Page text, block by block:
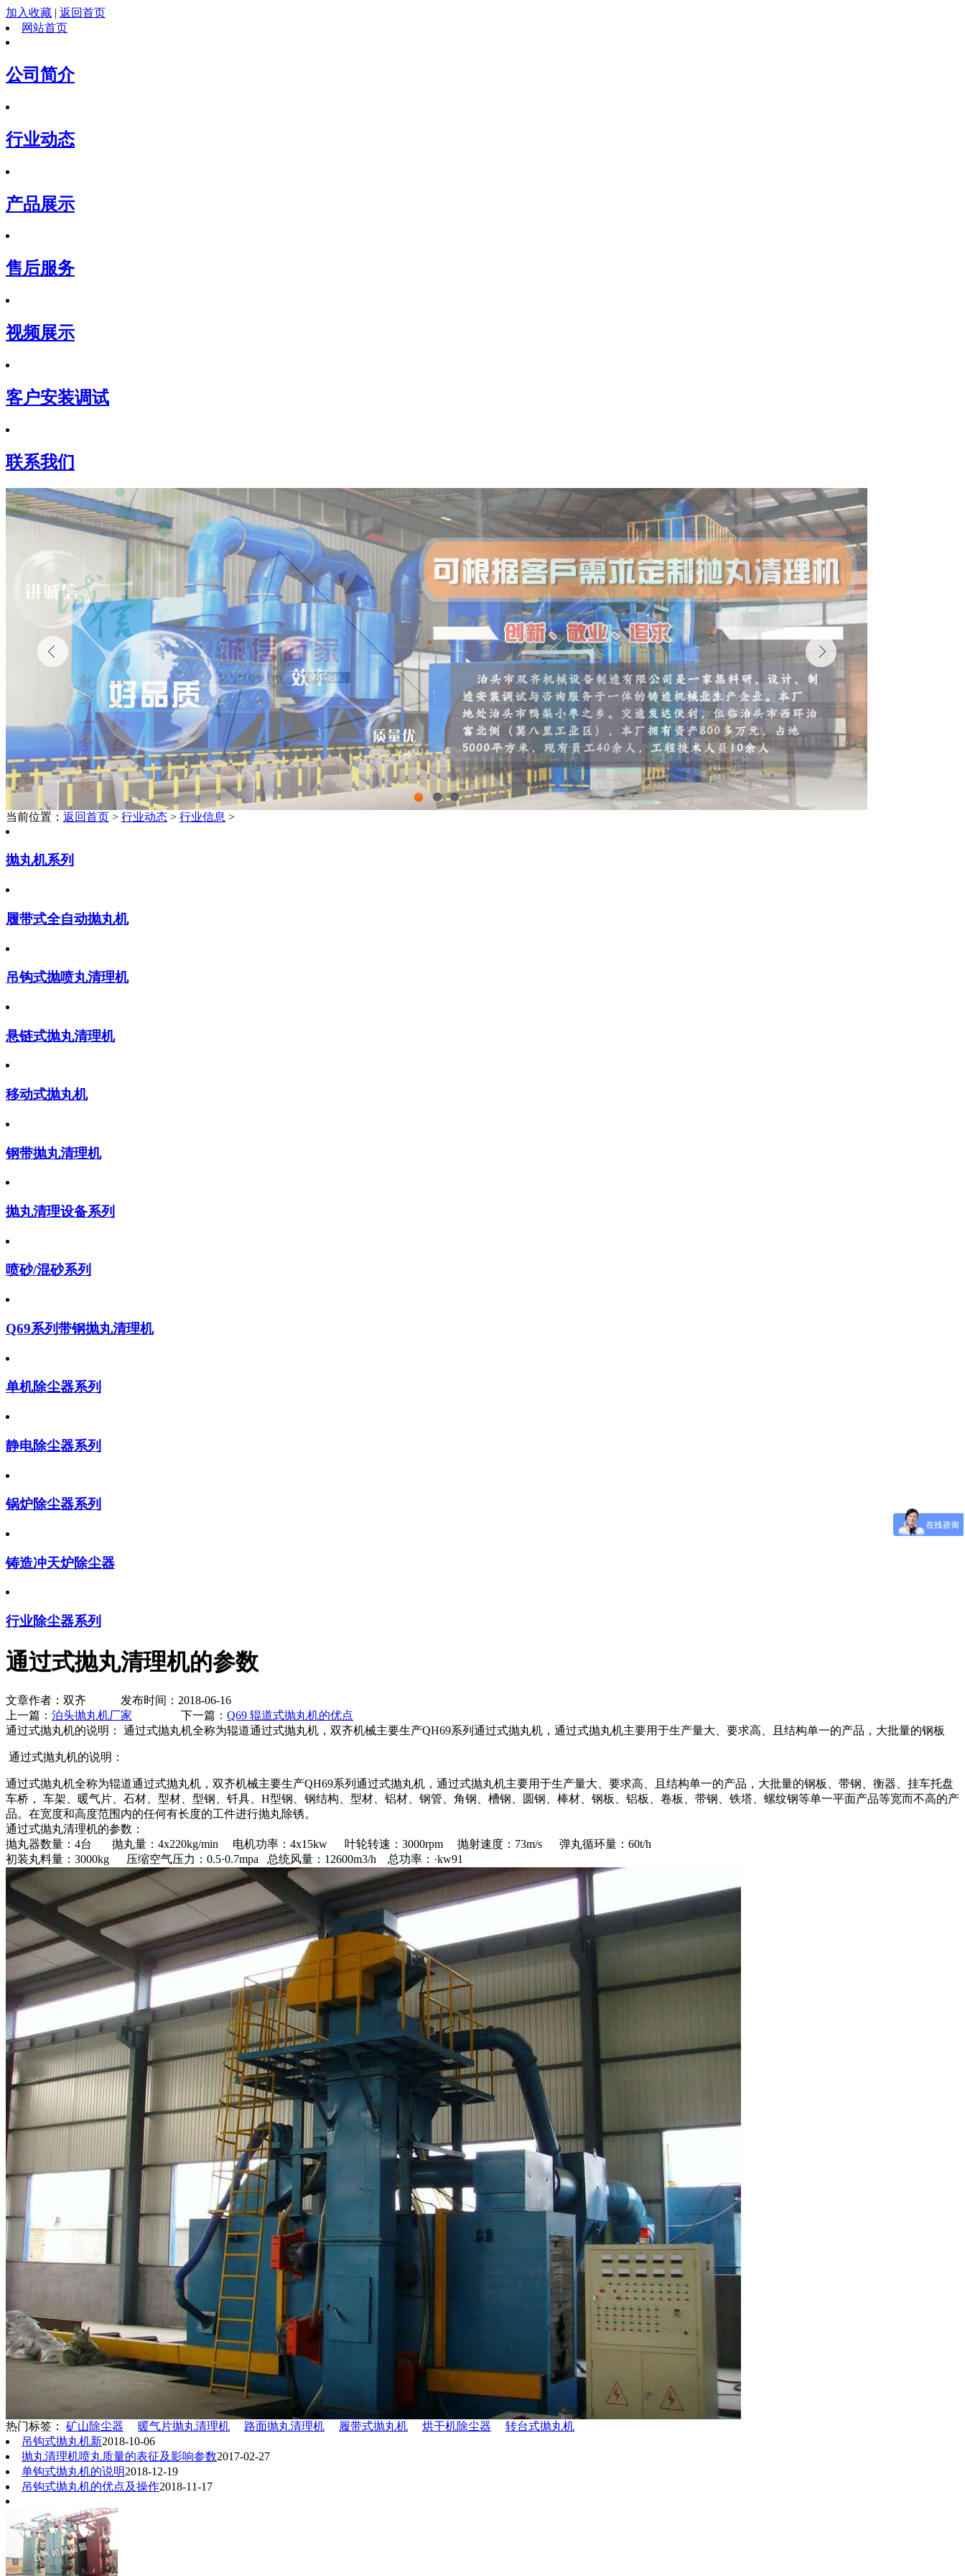
加入收藏 | 返回首页
网站首页
公司简介
行业动态
产品展示
售后服务
视频展示
客户安装调试
联系我们
当前位置： 返回首页 > 行业动态 > 行业信息 >
抛丸机系列
履带式全自动抛丸机
吊钩式抛喷丸清理机
悬链式抛丸清理机
移动式抛丸机
钢带抛丸清理机
抛丸清理设备系列
喷砂/混砂系列
Q69系列带钢抛丸清理机
单机除尘器系列
静电除尘器系列
锅炉除尘器系列
铸造冲天炉除尘器
行业除尘器系列
通过式抛丸清理机的参数
文章作者：双齐 发布时间：2018-06-16
上一篇： 泊头抛丸机厂家 下一篇： Q69 辊道式抛丸机的优点
通过式抛丸机的说明： 通过式抛丸机全称为辊道通过式抛丸机，双齐机械主要生产QH69系列通过式抛丸机，通过式抛丸机主要用于生产量大、要求高、且结构单一的产品，大批量的钢板
通过式抛丸机的说明：
通过式抛丸机全称为辊道通过式抛丸机，双齐机械主要生产QH69系列通过式抛丸机，通过式抛丸机主要用于生产量大、要求高、且结构单一的产品，大批量的钢板、带钢、衡器、挂车托盘
车桥， 车架、暖气片、石材、型材、型钢、钎具、H型钢、钢结构、型材、铝材、钢管、角钢、槽钢、圆钢、棒材、钢板、铝板、卷板、带钢、铁塔、螺纹钢等单一平面产品等宽而不高的产
品。在宽度和高度范围内的任何有长度的工件进行抛丸除锈。
通过式抛丸清理机的参数：
抛丸器数量：4台 抛丸量：4x220kg/min 电机功率：4x15kw 叶轮转速：3000rpm 抛射速度：73m/s 弹丸循环量：60t/h
初装丸料量：3000kg 压缩空气压力：0.5·0.7mpa 总统风量：12600m3/h 总功率：·kw91
热门标签： 矿山除尘器 暖气片抛丸清理机 路面抛丸清理机 履带式抛丸机 烘干机除尘器
转台式抛丸机
吊钩式抛丸机新2018-10-06
抛丸清理机喷丸质量的表征及影响参数2017-02-27
单钩式抛丸机的说明2018-12-19
吊钩式抛丸机的优点及操作2018-11-17